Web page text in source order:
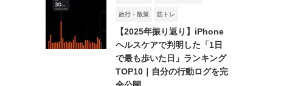
旅行・散策 筋トレ
【2025年振り返り】iPhone
ヘルスケアで判明した「1日
で最も歩いた日」ランキング
TOP10｜自分の行動ログを完